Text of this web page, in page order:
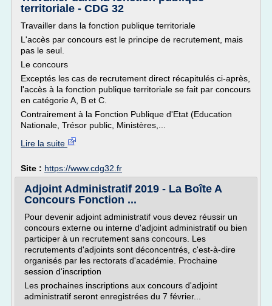
territoriale - CDG 32
Travailler dans la fonction publique territoriale
L'accès par concours est le principe de recrutement, mais
pas le seul.
Le concours
Exceptés les cas de recrutement direct récapitulés ci-après,
l'accès à la fonction publique territoriale se fait par concours
en catégorie A, B et C.
Contrairement à la Fonction Publique d'Etat (Education
Nationale, Trésor public, Ministères,...
Lire la suite
Site : https://www.cdg32.fr
Adjoint Administratif 2019 - La Boîte A
Concours Fonction ...
Pour devenir adjoint administratif vous devez réussir un
concours externe ou interne d'adjoint administratif ou bien
participer à un recrutement sans concours. Les
recrutements d'adjoints sont déconcentrés, c'est-à-dire
organisés par les rectorats d'académie. Prochaine
session d'inscription
Les prochaines inscriptions aux concours d'adjoint
administratif seront enregistrées du 7 février...